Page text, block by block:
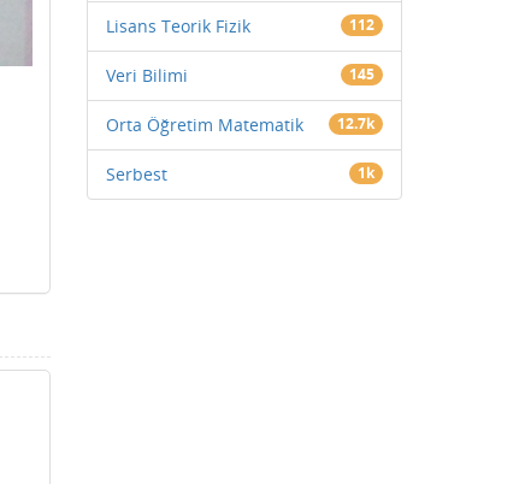
Lisans Teorik Fizik 112
Veri Bilimi 145
Orta Öğretim Matematik 12.7k
Serbest 1k